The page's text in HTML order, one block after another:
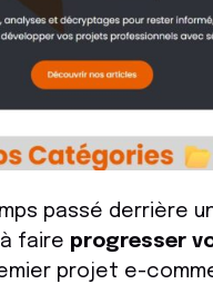
passé derrière
faire progresser
projet e-